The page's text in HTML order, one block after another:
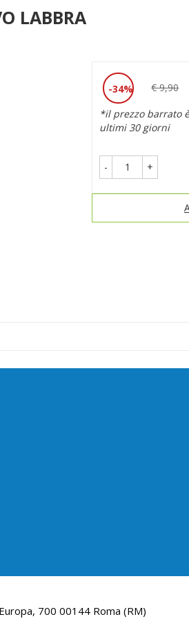
LABBRA
34% € 9,90
*il prezzo barrato
ultimi 30 giorni
- +
700 00144 Roma (RM)